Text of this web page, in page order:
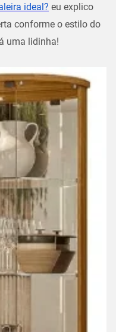
ideal? eu explico
conforme o estilo do
uma lidinha!